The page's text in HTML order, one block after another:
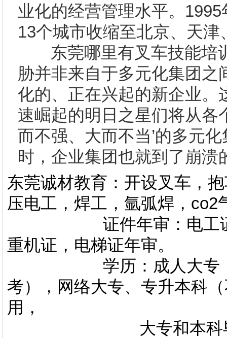
业化的经营管理水平。 1995
13个城市收缩至北京、天
东莞哪里有叉车技能培
胁并非来自于多元化集团之
化的、正在兴起的新企业。
速崛起的明日之星们将从各
而不强、大而不当’的多元
时，企业集团也就到了崩溃
东莞诚材教育：开设叉车，
压电工，焊工，氩弧焊，co2
证件年审：电工证，
重机证，电梯证年审。
学历：成人大专，专
考），网络大专、专升本科
用，
大专和本科毕业证